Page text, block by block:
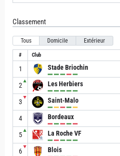
Classement
Tous Domicile Extérieur
# Club
1 Stade Briochin
2
▲ Les Herbiers
3
▼ Saint-Malo
4 Bordeaux
5
▲ La Roche VF
6
▼ Blois